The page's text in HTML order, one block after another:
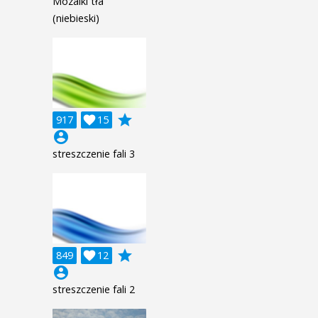
(niebieski)
917 15

grade
account_circle
streszczenie fali 3
849 12

grade
account_circle
streszczenie fali 2